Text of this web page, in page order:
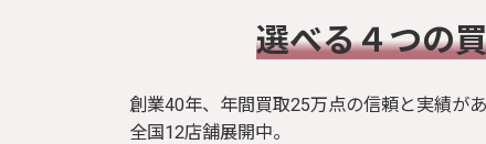
選べる４つの
創業40年、年間買取25万点の信頼と実績が
全国12店舗展開中。